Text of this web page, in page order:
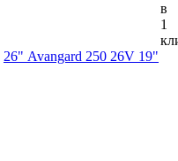
в
1
26" Avangard 250 26V 19"